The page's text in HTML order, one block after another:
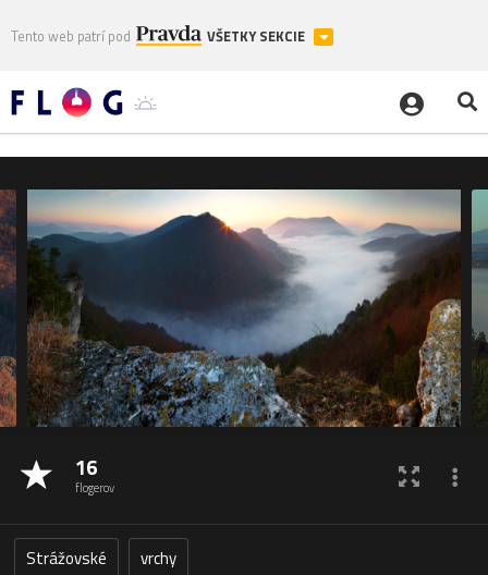
Tento web patrí pod VŠETKY SEKCIE
16
flogerov
Strážovské vrchy